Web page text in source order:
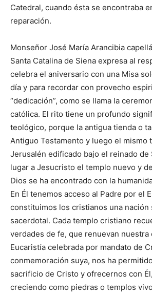
Catedral, cuando ésta se encontraba
reparación.
Monseñor José María Arancibia
Santa Catalina de Siena expresa al
celebra el aniversario con una Misa
día y para recordar con provecho
“dedicación”, como se llama la
católica. El rito tiene un profundo
teológico, porque la antigua tienda o
Antiguo Testamento y luego el mismo
Jerusalén edificado bajo el reinado de
lugar a Jesucristo el templo nuevo y
Dios se ha encontrado con la
En Él tenemos acceso al Padre por el
constituimos los cristianos una nación
sacerdotal. Cada templo cristiano
verdades de fe, que renuevan nuestra
Eucaristía celebrada por mandato de
conmemoración suya, nos ha
sacrificio de Cristo y ofrecernos con
creciendo como piedras o templos